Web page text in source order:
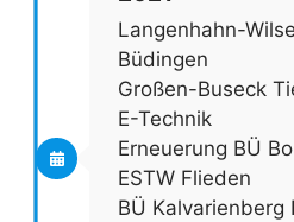
Langenhahn-
Büdingen
Großen-Buseck
E-Technik
Erneuerung BÜ
ESTW Flieden
BÜ Kalvarienberg